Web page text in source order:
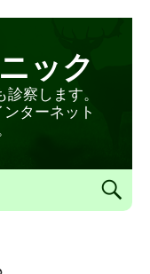
ック
察します。
ターネット